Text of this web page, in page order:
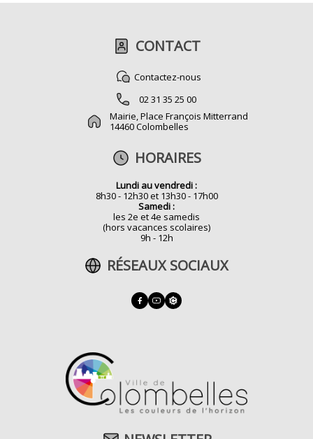
CONTACT
Contactez-nous
02 31 35 25 00
Mairie, Place François Mitterrand
14460 Colombelles
HORAIRES
Lundi au vendredi :
8h30 - 12h30 et 13h30 - 17h00
Samedi :
les 2e et 4e samedis
(hors vacances scolaires)
9h - 12h
RÉSEAUX SOCIAUX